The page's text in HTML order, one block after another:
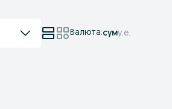
Валюта:суму.е.